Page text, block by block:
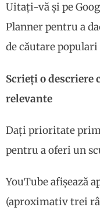
Uitați-vă și pe
Planner pentru a
de căutare
Scrieți o descriere
relevante
Dați prioritate
pentru a oferi un
YouTube afișează
(aproximativ trei